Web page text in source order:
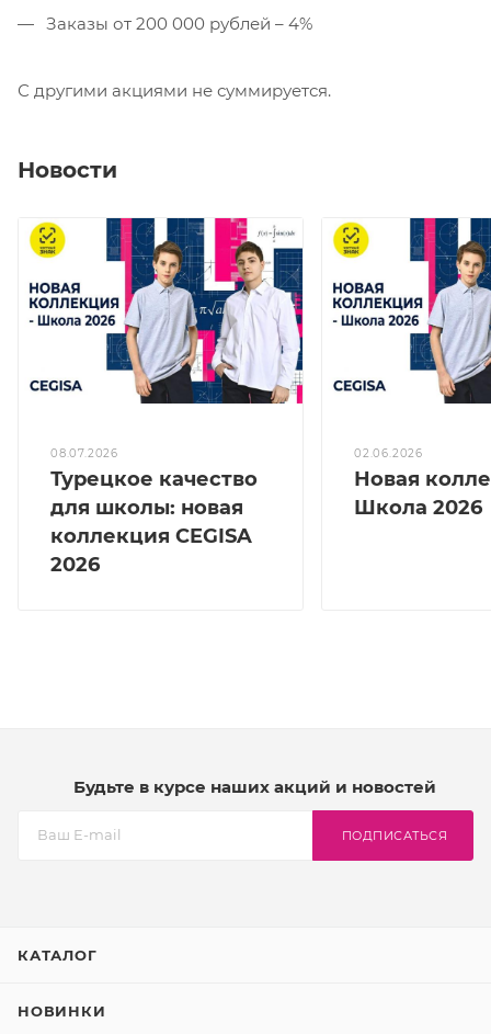
Заказы от 200 000 рублей – 4%
С другими акциями не суммируется.
Новости
08.07.2026
Турецкое качество
для школы: новая
коллекция CEGISA
2026
02.06.2026
Новая
Школа 2026
Будьте в курсе наших акций и новостей
ПОДПИСАТЬСЯ
КАТАЛОГ
НОВИНКИ